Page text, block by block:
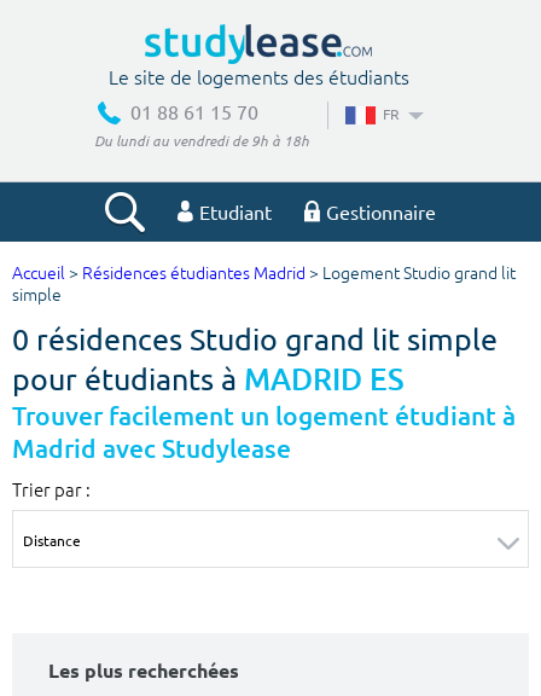
Le site de logements des étudiants
01 88 61 15 70
Du lundi au vendredi de 9h à 18h
FR
Etudiant Gestionnaire
Votre recherche
Ville, école
Budget min
€
Budget max
€
Surface min Surface max
Type de location
Accueil > Résidences étudiantes Madrid > Logement Studio grand lit
simple
0 résidences Studio grand lit simple
pour étudiants à MADRID ES
Trouver facilement un logement étudiant à
Madrid avec Studylease
Trier par :
Les plus recherchées